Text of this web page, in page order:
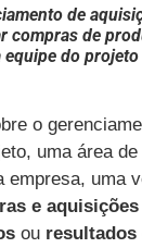
de
compras de
do projeto
o
uma área
empresa, uma
e aquisições
ou resultados